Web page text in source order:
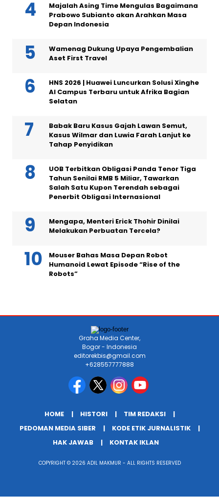
Majalah Asing Time Mengulas Bagaimana
Prabowo Subianto akan Arahkan Masa
Depan Indonesia
Wamenag Dukung Upaya Pengembalian
Aset First Travel
HNS 2026 | Huawei Luncurkan Solusi Xinghe
AI Campus Terbaru untuk Afrika Bagian
Selatan
Babak Baru Kasus Gajah Lawan Semut,
Kasus Wilmar dan Luwia Farah Lanjut ke
Tahap Penyidikan
UOB Terbitkan Obligasi Panda Tenor Tiga
Tahun Senilai RMB 5 Miliar, Tawarkan
Salah Satu Kupon Terendah sebagai
Penerbit Obligasi Internasional
Mengapa, Menteri Erick Thohir Dinilai
Melakukan Perbuatan Tercela?
Mouser Bahas Masa Depan Robot
Humanoid Lewat Episode “Rise of the
Robots”
Graha Media Center,
Bogor - Indonesia
editorekbis@gmail.com
+628557777888
HOME HISTORI
TIM REDAKSI
PEDOMAN MEDIA SIBER
KODE ETIK JURNALISTIK
HAK JAWAB
KONTAK IKLAN
COPYRIGHT © 2026 ADIL MAKMUR - ALL RIGHTS RESERVED